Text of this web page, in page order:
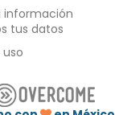
información
tus datos